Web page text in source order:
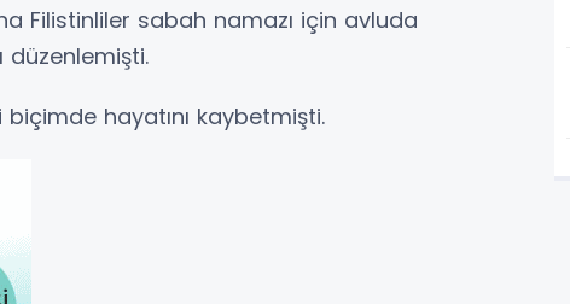
Filistinliler sabah namazı için avluda
düzenlemişti.
biçimde hayatını kaybetmişti.